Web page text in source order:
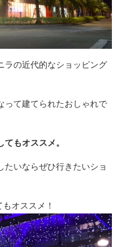
ラの近代的なショッピング
って建てられたおしゃれで
もオススメ。
たいならぜひ行きたいショ
オススメ！